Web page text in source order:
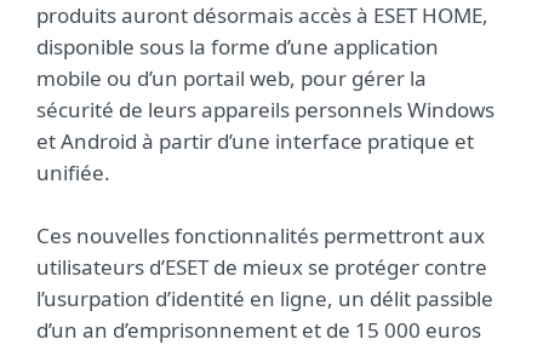
produits auront désormais accès à ESET HOME,
disponible sous la forme d’une application
mobile ou d’un portail web, pour gérer la
sécurité de leurs appareils personnels Windows
et Android à partir d’une interface pratique et
unifiée.
Ces nouvelles fonctionnalités permettront aux
utilisateurs d’ESET de mieux se protéger contre
l’usurpation d’identité en ligne, un délit passible
d’un an d’emprisonnement et de 15 000 euros